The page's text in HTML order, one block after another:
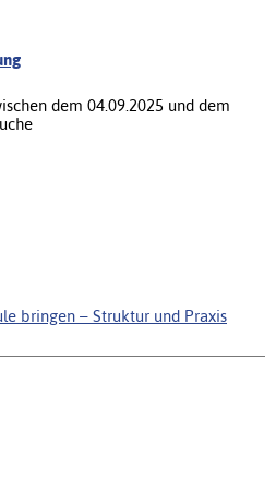
dem 04.09.2025 und dem
bringen – Struktur und Praxis